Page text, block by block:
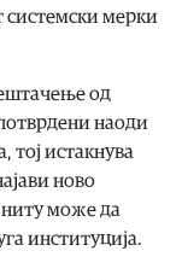
мерки
од
наоди
тој истакнува
ново
ниту може да
институција.